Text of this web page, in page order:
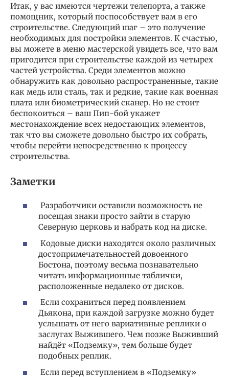
Итак, у вас имеются чертежи телепорта, а также
помощник, который поспособствует вам в его
строительстве. Следующий шаг – это получение
необходимых для постройки элементов. К счастью,
вы можете в меню мастерской увидеть все, что вам
пригодится при строительстве каждой из четырех
частей устройства. Среди элементов можно
обнаружить как довольно распространенные, такие
как медь или сталь, так и редкие, такие как военная
плата или биометрический сканер. Но не стоит
беспокоиться – ваш Пип-бой укажет
местонахождение всех недостающих элементов,
так что вы сможете довольно быстро их собрать,
чтобы перейти непосредственно к процессу
строительства.
Заметки
Разработчики оставили возможность не
посещая знаки просто зайти в старую
Северную церковь и набрать код на диске.
Кодовые диски находятся около различных
достопримечательностей довоенного
Бостона, поэтому весьма познавательно
читать информационные таблички,
расположенные недалеко от дисков.
Если сохраниться перед появлением
Дьякона, при каждой загрузке можно будет
услышать от него вариативные реплики о
заслугах Выжившего. Чем позже Выживший
найдёт «Подземку», тем больше будет
подобных реплик.
Если перед вступлением в «Подземку»